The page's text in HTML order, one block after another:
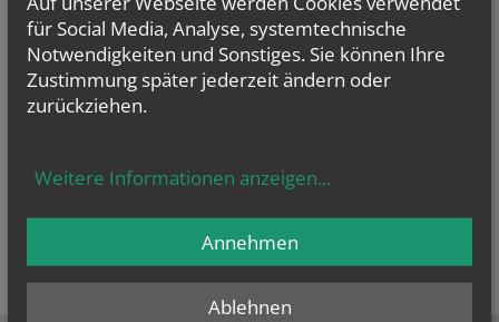
Presse
Shop
für Social Media, Analyse, systemtechnische
Notwendigkeiten und Sonstiges. Sie können Ihre
Zustimmung später jederzeit ändern oder
zurückziehen.
Weitere Informationen anzeigen...
Ablehnen
Annehmen